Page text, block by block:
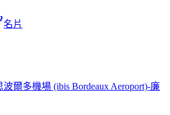
名片
爾多機場 (ibis Bordeaux Aeroport)-廉